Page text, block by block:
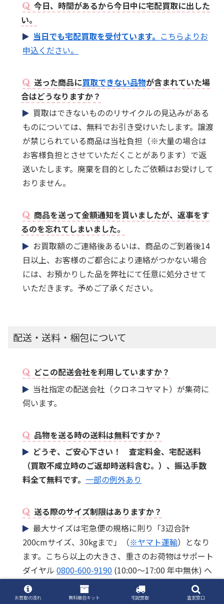
今日、時間があるから今日中に宅配買取に出した
い。
当日でも宅配買取を受付ています。 こちらよりお
申込ください。
送った商品に買取できない品物が含まれていた場
合はどうなりますか？
買取はできないもののリサイクルの見込みがある
ものについては、無料でお引き受けいたします。譲渡
が禁じられている商品は当社負担（※大量の場合は
お客様負担とさせていただくことがあります）で返
送いたします。廃棄を目的としたご依頼はお受けして
おりません。
商品を送って金額通知を貰いましたが、返事をす
るのを忘れてしまいました。
お買取額のご連絡後あるいは、商品のご到着後14
日以上、お客様のご都合により連絡がつかない場合
には、お預かりした品を弊社にて任意に処分させて
いただきます。予めご了承ください。
配送・送料・梱包について
どこの配送会社を利用していますか？
当社指定の配送会社（クロネコヤマト）が集荷に
伺います。
品物を送る時の送料は無料ですか？
どうぞ、ご安心下さい！ 査定料金、宅配送料
（買取不成立時のご返却時送料含む。）、振込手数
料全て無料です。 一部の例外あり
送る際のサイズ制限はありますか？
最大サイズは宅急便の規格に則り「3辺合計
200cmサイズ、30kgまで」（※ヤマト運輸）となり
ます。こちら以上の大きさ、重さのお荷物はサポート
ダイヤル0800-600-9190 (10:00～17:00 年中無休) へ
ご相談ください。一切のご連絡なしに最大規格をオ
ーバーするお荷物をお送りいただいた場合は、送料
お買取の流れ 無料梱包キット 宅配買取 査定窓口